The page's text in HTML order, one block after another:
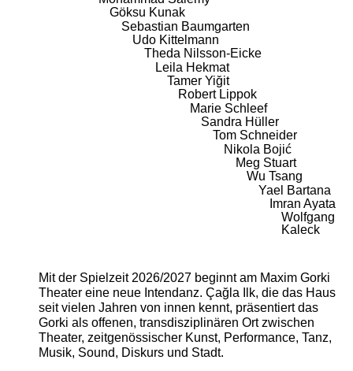
Göksu Kunak
Sebastian Baumgarten
Udo Kittelmann
Theda Nilsson-Eicke
Leila Hekmat
Tamer Yiğit
Robert Lippok
Marie Schleef
Sandra Hüller
Tom Schneider
Nikola Bojić
Meg Stuart
Wu Tsang
Yael Bartana
Imran Ayata
Wolfgang
Kaleck
Mit der Spielzeit 2026/2027 beginnt am Maxim Gorki
Theater eine neue Intendanz. Çağla Ilk, die das Haus
seit vielen Jahren von innen kennt, präsentiert das
Gorki als offenen, transdisziplinären Ort zwischen
Theater, zeitgenössischer Kunst, Performance, Tanz,
Musik, Sound, Diskurs und Stadt.